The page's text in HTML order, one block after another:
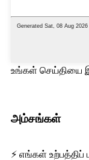
உங்கள் செய்தியை
அம்சங்கள்
⚡ எங்கள்